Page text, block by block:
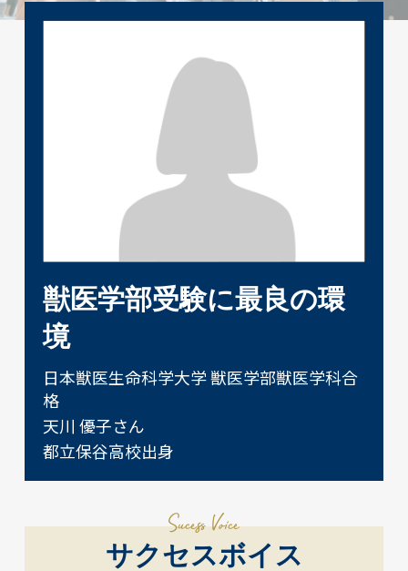
獣医学部受験に最良の環
境
日本獣医生命科学大学 獣医学部獣医学科合
格
天川 優子さん
都立保谷高校出身
サクセスボイス